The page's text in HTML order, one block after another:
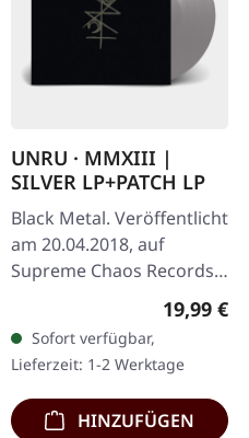
UNRU · MMXIII |
SILVER LP+PATCH LP
Black Metal. Veröffentlicht
am 20.04.2018, auf
Supreme Chaos Records.
Exklusives silbernes Vinyl -
nur beim SCR Mailorder,
mit rundem Logo-Patch!…
Regulärer
19,99 €
Sofort verfügbar,
Lieferzeit: 1-2 Werktage
HINZUFÜGEN